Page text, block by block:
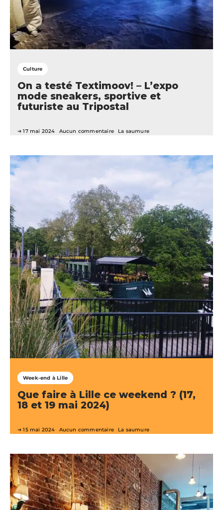
Culture
On a testé Textimoov! – L’expo
mode sneakers, sportive et
futuriste au Tripostal
17 mai 2024 Aucun commentaire La saumure
Week-end à Lille
Que faire à Lille ce weekend ? (17,
18 et 19 mai 2024)
15 mai 2024 Aucun commentaire La saumure